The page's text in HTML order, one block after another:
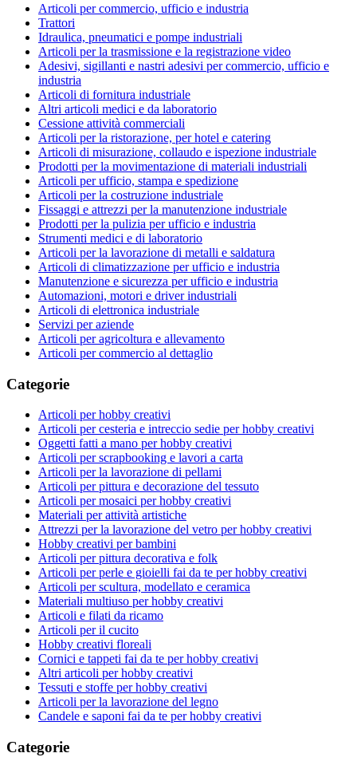
Articoli per commercio, ufficio e industria
Trattori
Idraulica, pneumatici e pompe industriali
Articoli per la trasmissione e la registrazione video
Adesivi, sigillanti e nastri adesivi per commercio, ufficio e
industria
Articoli di fornitura industriale
Altri articoli medici e da laboratorio
Cessione attività commerciali
Articoli per la ristorazione, per hotel e catering
Articoli di misurazione, collaudo e ispezione industriale
Prodotti per la movimentazione di materiali industriali
Articoli per ufficio, stampa e spedizione
Articoli per la costruzione industriale
Fissaggi e attrezzi per la manutenzione industriale
Prodotti per la pulizia per ufficio e industria
Strumenti medici e di laboratorio
Articoli per la lavorazione di metalli e saldatura
Articoli di climatizzazione per ufficio e industria
Manutenzione e sicurezza per ufficio e industria
Automazioni, motori e driver industriali
Articoli di elettronica industriale
Servizi per aziende
Articoli per agricoltura e allevamento
Articoli per commercio al dettaglio
Categorie
Articoli per hobby creativi
Articoli per cesteria e intreccio sedie per hobby creativi
Oggetti fatti a mano per hobby creativi
Articoli per scrapbooking e lavori a carta
Articoli per la lavorazione di pellami
Articoli per pittura e decorazione del tessuto
Articoli per mosaici per hobby creativi
Materiali per attività artistiche
Attrezzi per la lavorazione del vetro per hobby creativi
Hobby creativi per bambini
Articoli per pittura decorativa e folk
Articoli per perle e gioielli fai da te per hobby creativi
Articoli per scultura, modellato e ceramica
Materiali multiuso per hobby creativi
Articoli e filati da ricamo
Articoli per il cucito
Hobby creativi floreali
Cornici e tappeti fai da te per hobby creativi
Altri articoli per hobby creativi
Tessuti e stoffe per hobby creativi
Articoli per la lavorazione del legno
Candele e saponi fai da te per hobby creativi
Categorie